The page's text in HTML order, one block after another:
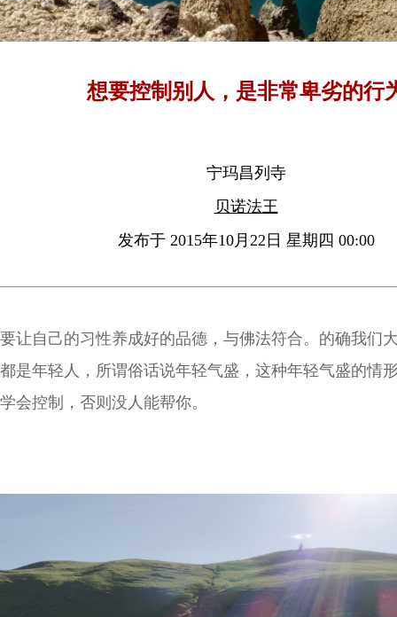
想要控制别人，是非常卑劣的行
宁玛昌列寺
贝诺法王
发布于 2015年10月22日 星期四 00:00
要让自己的习性养成好的品德，与佛法符合。的确我们
都是年轻人，所谓俗话说年轻气盛，这种年轻气盛的情
学会控制，否则没人能帮你。